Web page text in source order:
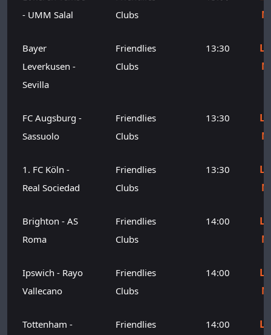
- UMM Salal
Clubs
Bayer
Leverkusen -
Sevilla
Friendlies
Clubs
13:30
FC Augsburg -
Sassuolo
Friendlies
Clubs
13:30
1. FC Köln -
Real Sociedad
Friendlies
Clubs
13:30
Brighton - AS
Roma
Friendlies
Clubs
14:00
Ipswich - Rayo
Vallecano
Friendlies
Clubs
14:00
Tottenham -
Friendlies
14:00